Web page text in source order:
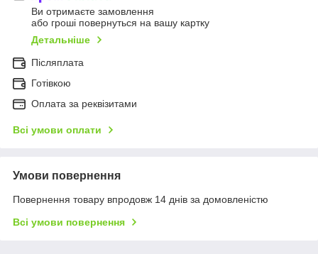
Ви отримаєте замовлення
або гроші повернуться на вашу картку
Детальніше
Післяплата
Готівкою
Оплата за реквізитами
Всі умови оплати
Умови повернення
Повернення товару впродовж 14 днів за домовленістю
Всі умови повернення